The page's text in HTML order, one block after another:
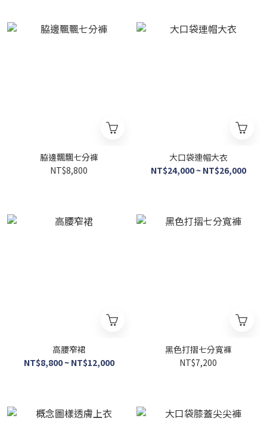
脇邊飄飄七分褲
NT$8,800
大口袋連帽大衣
NT$24,000 ~ NT$26,000
高腰窄裙
NT$8,800 ~ NT$12,000
黑色打摺七分寬褲
NT$7,200